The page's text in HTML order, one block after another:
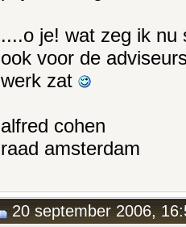
....o je! wat zeg ik nu
ook voor de
werk zat
alfred cohen
raad amsterdam
20 september 2006,